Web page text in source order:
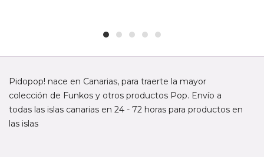
Pidopop! nace en Canarias, para traerte la mayor
colección de Funkos y otros productos Pop. Envío a
todas las islas canarias en 24 - 72 horas para productos en
las islas